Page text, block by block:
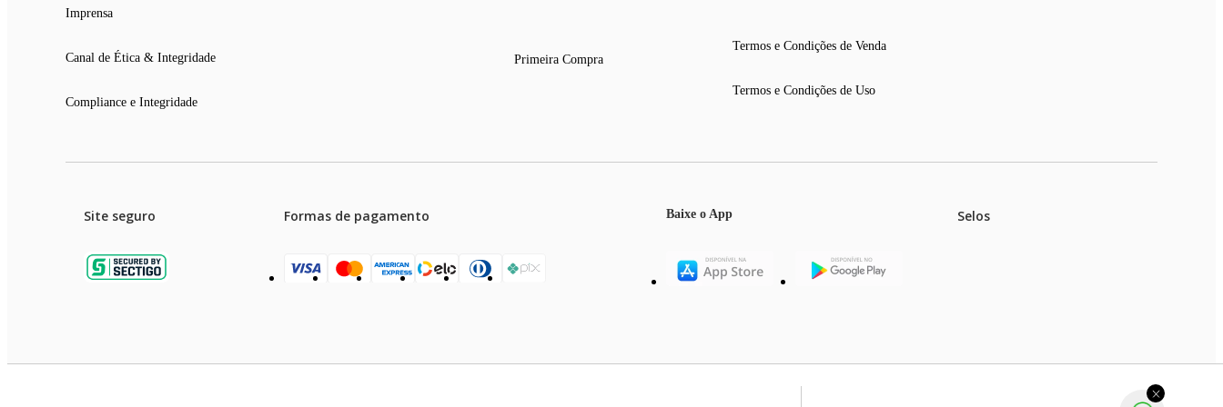
Imprensa
Canal de Ética & Integridade
Compliance e Integridade
Primeira Compra
Termos e Condições de Venda
Termos e Condições de Uso
Site seguro Formas de pagamento Baixe o App Selos